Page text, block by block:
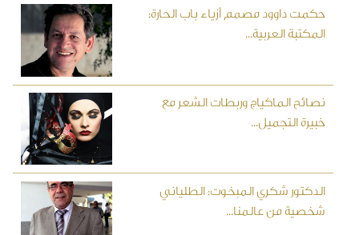
حكمت داوود مصمم أزياء باب الحارة:
المكتبة العربية...
نصائح الماكياج وربطات الشعر مع
خبيرة التجميل...
الدكتور شكري المبخوت: الطلياني
شخصية من عالمنا...